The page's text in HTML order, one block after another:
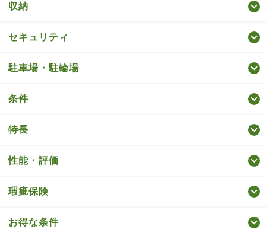
収納
セキュリティ
駐車場・駐輪場
条件
特長
性能・評価
瑕疵保険
お得な条件